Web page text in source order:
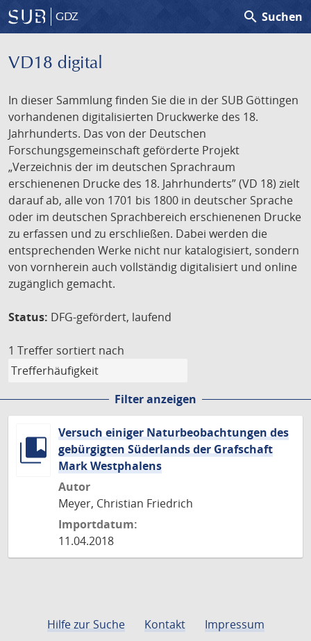
GDZ search Suchen
VD18 digital
In dieser Sammlung finden Sie die in der SUB Göttingen
vorhandenen digitalisierten Druckwerke des 18.
Jahrhunderts. Das von der Deutschen
Forschungsgemeinschaft geförderte Projekt
„Verzeichnis der im deutschen Sprachraum
erschienenen Drucke des 18. Jahrhunderts” (VD 18) zielt
darauf ab, alle von 1701 bis 1800 in deutscher Sprache
oder im deutschen Sprachbereich erschienenen Drucke
zu erfassen und zu erschließen. Dabei werden die
entsprechenden Werke nicht nur katalogisiert, sondern
von vornherein auch vollständig digitalisiert und online
zugänglich gemacht.
Status: DFG-gefördert, laufend
1 Treffer sortiert nach
Filter anzeigen
Versuch einiger Naturbeobachtungen des
gebürgigten Süderlands der Grafschaft
Mark Westphalens
Autor
Meyer, Christian Friedrich
Importdatum:
11.04.2018
Hilfe zur Suche Kontakt
Impressum